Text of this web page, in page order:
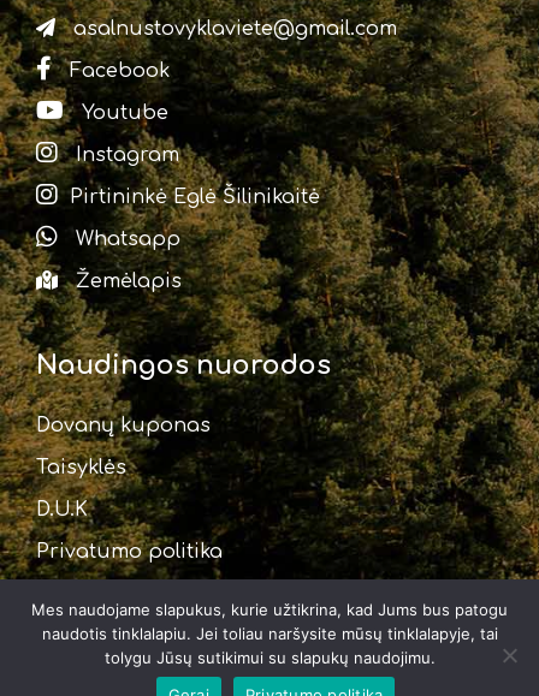
asalnustovyklaviete@gmail.com
Facebook
Youtube
Instagram
Pirtininkė Eglė Šilinikaitė
Whatsapp
Žemėlapis
Naudingos nuorodos
Dovanų kuponas
Taisyklės
D.U.K
Privatumo politika
© 2026 Asalnų stovyklavietė
Mes naudojame slapukus, kurie užtikrina, kad Jums bus patogu
naudotis tinklalapiu. Jei toliau naršysite mūsų tinklalapyje, tai
tolygu Jūsų sutikimui su slapukų naudojimu.